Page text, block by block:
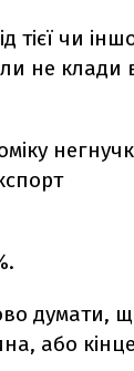
тієї чи
не клади
думати,
або